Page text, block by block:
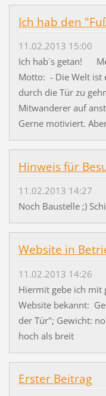
Ich hab den
11.02.2013 15:00
Ich hab´s getan!
Motto: - Die Welt ist
durch die Tür zu
Mitwanderer auf
Gerne motiviert.
Hinweis für
11.02.2013 14:27
Noch Baustelle ;)
Website in
11.02.2013 14:26
Hiermit gebe ich mit
Website bekannt:
der Tür"; Gewicht:
hoch als breit
Erster Beitrag